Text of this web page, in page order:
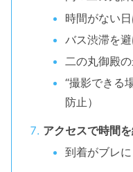
時間がない
バス渋滞を
二の丸御殿
“撮影できる
防止）
アクセスで時間
到着がブレ